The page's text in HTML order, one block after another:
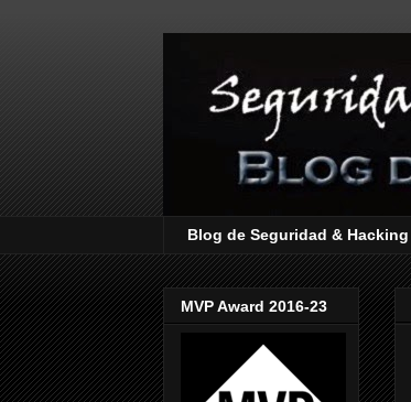
Blog de Seguridad & Hacking
MVP Award 2016-23